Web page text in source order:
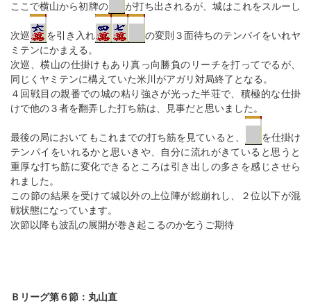
ここで横山から初牌の が打ち出されるが、城はこれをスルーし
次巡 を引き入れ
の変則３面待ちのテンパイをいれヤ
ミテンにかまえる。
次巡、横山の仕掛けもあり真っ向勝負のリーチを打ってでるが、
同じくヤミテンに構えていた米川がアガリ対局終了となる。
４回戦目の親番での城の粘り強さが光った半荘で、積極的な仕掛
けで他の３者を翻弄した打ち筋は、見事だと思いました。
最後の局においてもこれまでの打ち筋を見ていると、
を仕掛け
テンパイをいれるかと思いきや、自分に流れがきていると思うと
重厚な打ち筋に変化できるところは引き出しの多さを感じさせら
れました。
この節の結果を受けて城以外の上位陣が総崩れし、２位以下が混
戦状態になっています。
次節以降も波乱の展開が巻き起こるのか乞うご期待
Ｂリーグ第６節：丸山直